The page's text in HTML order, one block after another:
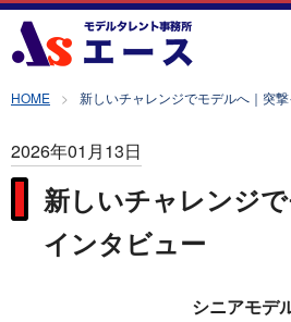
HOME 新しいチャレンジでモデルへ｜突
2026年01月13日
新しいチャレンジ
インタビュー
シニアモデ